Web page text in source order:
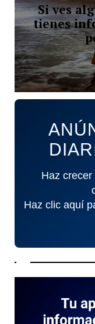
Si ves
tienes
Haz
Haz clic aquí